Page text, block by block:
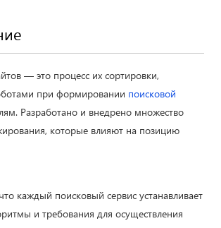
— это процесс их сортировки,
при формировании поисковой
Разработано и внедрено множество
которые влияют на позицию
каждый поисковый сервис устанавливает
и требования для осуществления